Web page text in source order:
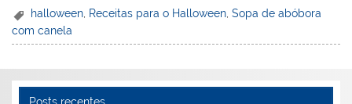
er
e
st
k
e
n
c
e
o
itt
er
ai
l
h
o
M
t
ar
e
halloween Receitas para o Halloween ,Sopa de abóbora
com canela